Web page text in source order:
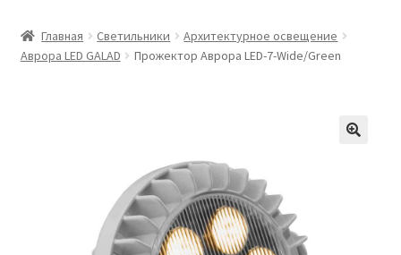
FAQ про кронштейны
Доставка и оплата
Заказ проекта освещения
Главная Светильники
Архитектурное освещение
Аврора LED GALAD
Прожектор Аврора LED-7-Wide/Green